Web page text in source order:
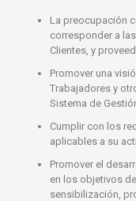
La preocupación
corresponder a
Clientes, y
Promover una
Trabajadores y
Sistema de
Cumplir con los
aplicables a su
Promover el
en los objetivos
sensibilización,